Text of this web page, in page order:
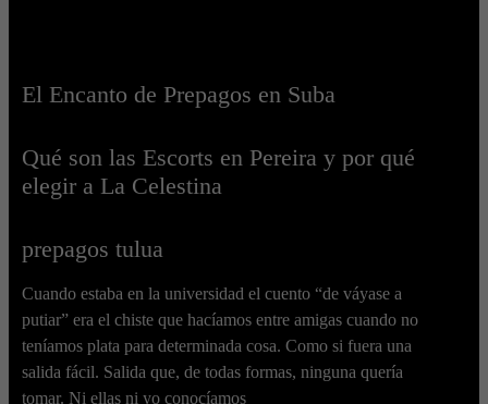
El Encanto de Prepagos en Suba
Qué son las Escorts en Pereira y por qué
elegir a La Celestina
prepagos tulua
Cuando estaba en la universidad el cuento “de váyase a
putiar” era el chiste que hacíamos entre amigas cuando no
teníamos plata para determinada cosa. Como si fuera una
salida fácil. Salida que, de todas formas, ninguna quería
tomar. Ni ellas ni yo conocíamos